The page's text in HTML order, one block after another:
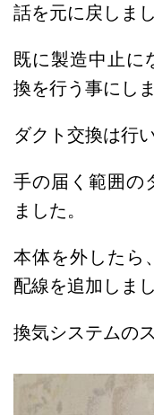
話を元に戻しまし
既に製造中止に
換を行う事にしま
ダクト交換は行
手の届く範囲の
ました。
本体を外したら
配線を追加しまし
換気システムの